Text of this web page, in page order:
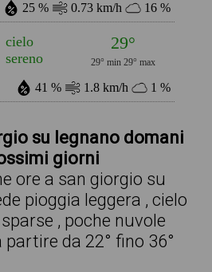
25 % 0.73 km/h 16 %
cielo
sereno
29°
29° min29° max
41 % 1.8 km/h 1 %
su legnano domani
giorni
ore a san giorgio su
pioggia leggera , cielo
, poche nuvole
da 22° fino 36°